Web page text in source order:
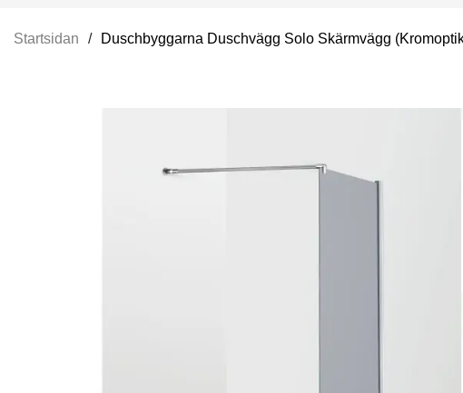
Startsidan Duschbyggarna Duschvägg Solo Skärmvägg